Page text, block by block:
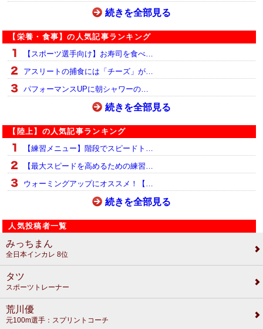
続きを全部見る
【栄養・食事】の人気記事ランキング
【スポーツ選手向け】お寿司を食べ…
アスリートの捕食には「チーズ」が…
パフォーマンスUPに朝シャワーの…
続きを全部見る
【陸上】の人気記事ランキング
【練習メニュー】階段でスピードト…
【最大スピードを高めるための練習…
ウォーミングアップにオススメ！【…
続きを全部見る
人気投稿者一覧
みっちまん
全日本インカレ 8位
タツ
スポーツトレーナー
荒川優
元100m選手：スプリントコーチ